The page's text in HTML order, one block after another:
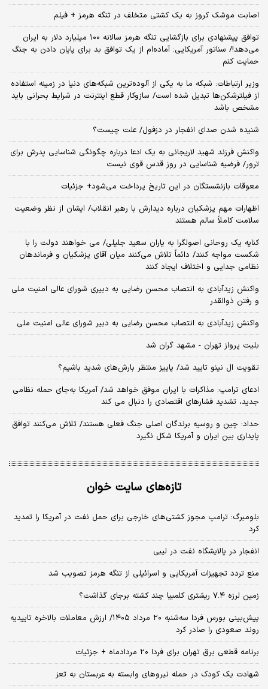
اصابت موشک کروز به یک کشتی متخلف در تنگه هرمز + فیلم
توافق پیشنهادی برای بازگشایی تنگه هرمز سالانه ۱۰۰ میلیارد دلار به ایران
می‌دهد!/ سناتور آمریکایی: آماده‌ام از یک توافق بد برای پایان دادن به جنگ
حمایت کنم
وزیر ارتباطات: شبکه ما به یکی از آلوده‌ترین شبکه‌های دنیا در زمینه استفاده
از فیلترشکن‌ها تبدیل شده است/ سازوکار قطع اینترنت در شرایط بحرانی باید
مشخص باشد
شنیده شدن صدای انفجار در دزفول/ علت چیست؟
واکنش فرزند شهید لاریجانی به یک ادعا درباره چگونگی شناسایی پدرش برای
ترور/ فرضیه شناسایی در روز قدس قوی نیست
معوقات بازنشستگان در این تاریخ پرداخت می‌شود+ جزئیات
اظهارات مهم پزشکیان درباره دیدارش با رهبر انقلاب/ ایشان از نظر وضعیت
سلامت کاملاً سالم هستند
کنایه یک روحانی اصولگرا به یاران سعید جلیلی/ می خواهند دولت را با
شکست مواجه کنند/ دائماً تلاش می‌کنند میان آقای پزشکیان و فرماندهان
نظامی جدایی و اختلاف ایجاد کنند
واکنش زیدآبادی به انتصاب محسن رضایی به دبیری شورای عالی امنیت ملی
و رفتن ذوالقدر
واکنش زیدآبادی به انتصاب محسن رضایی به دبیر شورای عالی امنیت ملی
بلیت پرواز تهران - مشهد گران شد
تقویت ال نینو تایید شد/ پاییز منتظر بارش‌های شدید باشیم؟
ادعای ترامپ: مذاکرات با ایران موفق خواهد شد/ آمریکا به‌جای حمله نظامی
جدید، تشدید فشارهای اقتصادی را دنبال می کند
حداد: چین و روسیه برندگان اصلی جنگ فعلی هستند/ تلاش می‌کنند توافق
پایداری بین ایران و آمریکا شکل نگیرد
تازه‌های سایت خوان
بلومبرگ: ترامپ مجوز کشتی‌های خارجی برای حمل نفت در آمریکا را تمدید
کرد
انفجار در پالایشگاه نفت در لیبی
منع تردد تجهیزات آمریکایی و اسرائیلی از تنگه هرمز تصویب شد
زمین لرزه ۷.۴ ریشتری کلمبیا چند کشته برجای گذاشت؟
پیش‌بینی بورس فردا سه‌شنبه ۲۰ مرداد ۱۴۰۵/ ارزش معاملات بالاخره تاییدیه
روند صعودی را صادر کرد
برنامه قطعی برق تهران برای فردا ۲۰ مردادماه + جزئیات
شهادت یک کودک در حمله نیروهای وابسته به عربستان به تعز